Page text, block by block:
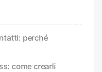
perché
come crearli